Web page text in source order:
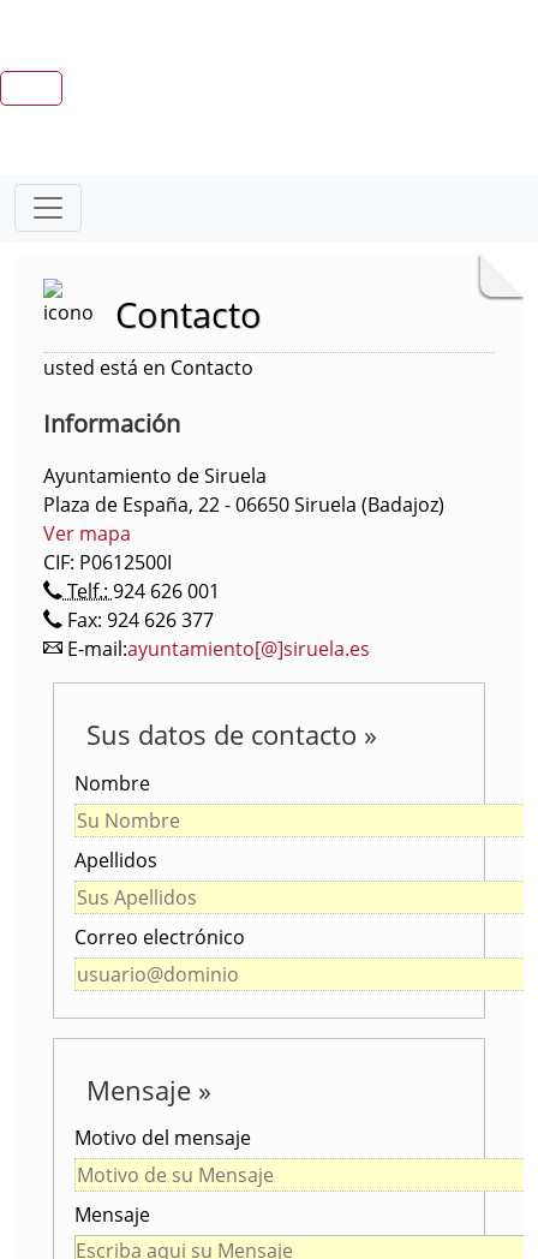
Contacto
usted está en Contacto
Información
Ayuntamiento de Siruela
Plaza de España, 22 - 06650 Siruela (Badajoz)
Ver mapa
CIF: P0612500I
Telf.: 924 626 001
Fax: 924 626 377
E-mail:ayuntamiento[@]siruela.es
Sus datos de contacto »
Nombre
Apellidos
Correo electrónico
Mensaje »
Motivo del mensaje
Mensaje